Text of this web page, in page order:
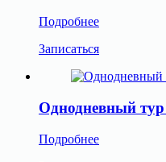
Подробнее
Записаться
Однодневный тур
Подробнее